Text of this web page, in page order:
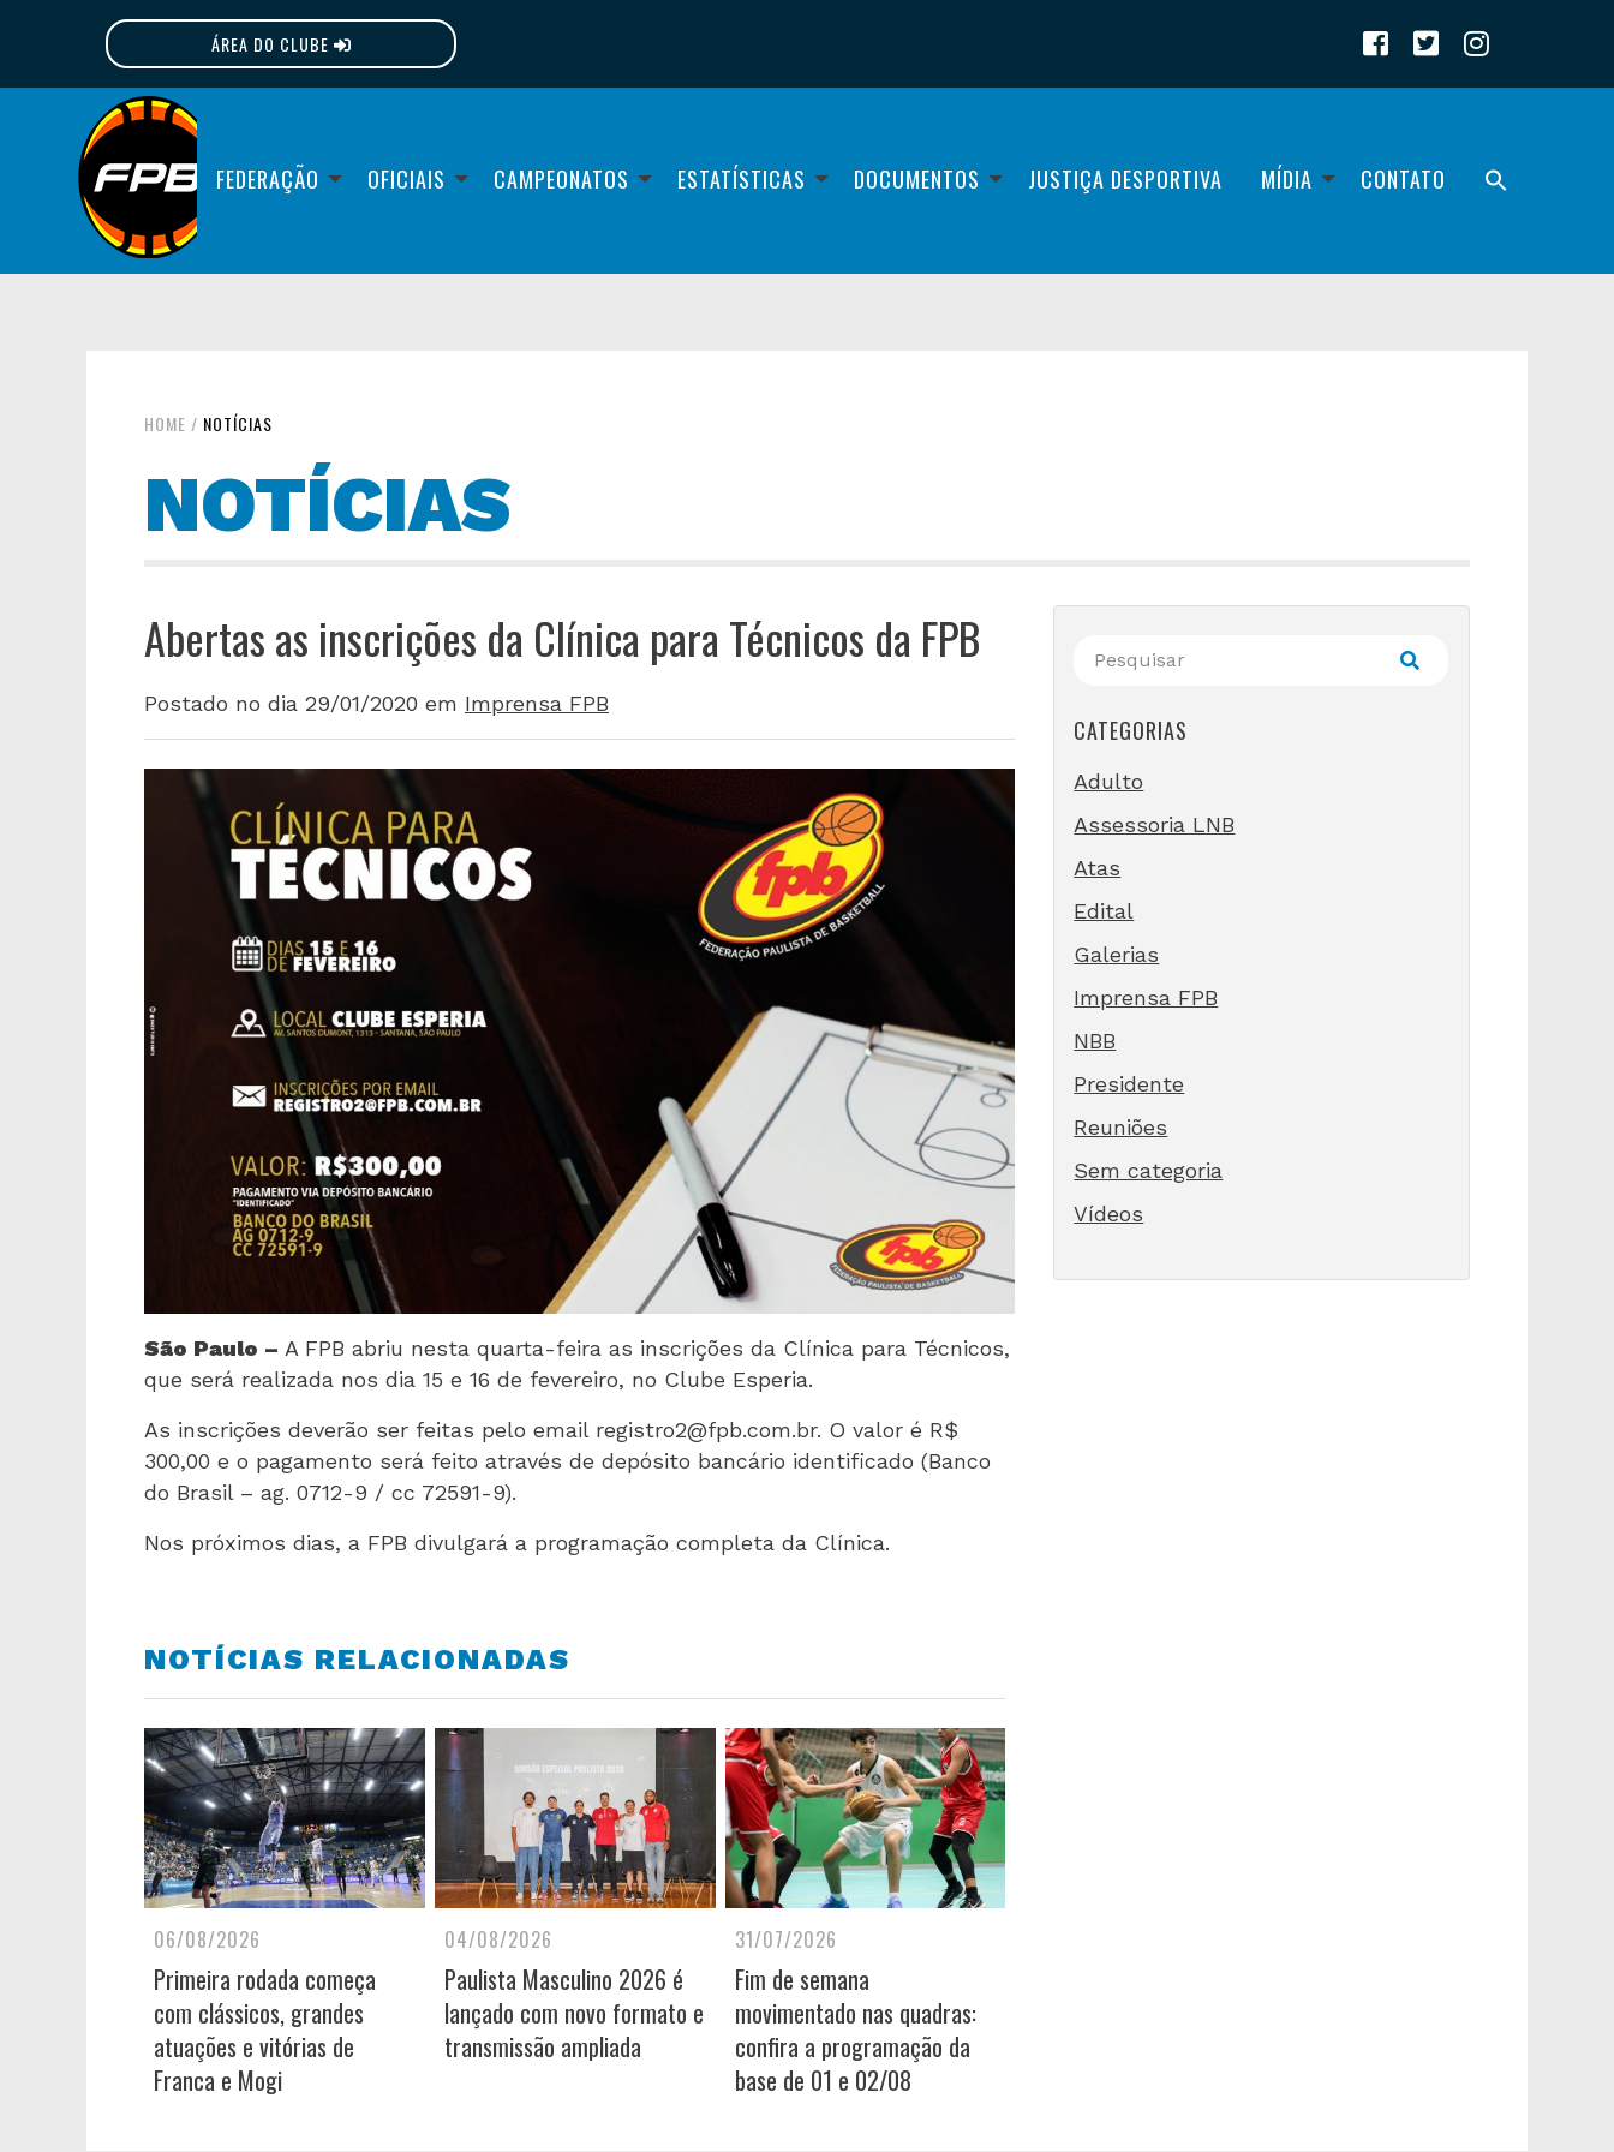
ÁREA DO CLUBE
FEDERAÇÃO OFICIAIS CAMPEONATOS ESTATÍSTICAS DOCUMENTOS JUSTIÇA DESPORTIVA MÍDIA CONTATO
HOME / NOTÍCIAS
NOTÍCIAS
Abertas as inscrições da Clínica para Técnicos da FPB
Postado no dia 29/01/2020 em Imprensa FPB
São Paulo – A FPB abriu nesta quarta-feira as inscrições da Clínica para Técnicos,
que será realizada nos dia 15 e 16 de fevereiro, no Clube Esperia.
As inscrições deverão ser feitas pelo email registro2@fpb.com.br. O valor é R$
300,00 e o pagamento será feito através de depósito bancário identificado (Banco
do Brasil – ag. 0712-9 / cc 72591-9).
Nos próximos dias, a FPB divulgará a programação completa da Clínica.
NOTÍCIAS RELACIONADAS
06/08/2026
Primeira rodada começa
com clássicos, grandes
atuações e vitórias de
Franca e Mogi
04/08/2026
Paulista Masculino 2026 é
lançado com novo formato e
transmissão ampliada
31/07/2026
Fim de semana
movimentado nas quadras:
confira a programação da
base de 01 e 02/08
CATEGORIAS
Adulto
Assessoria LNB
Atas
Edital
Galerias
Imprensa FPB
NBB
Presidente
Reuniões
Sem categoria
Vídeos